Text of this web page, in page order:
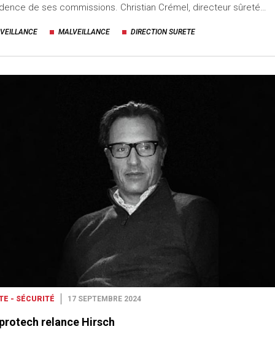
de ses commissions. Christian Crémel, directeur sûreté…
MALVEILLANCE DIRECTION SURETE
- SÉCURITÉ 17 SEPTEMBRE 2024
relance Hirsch